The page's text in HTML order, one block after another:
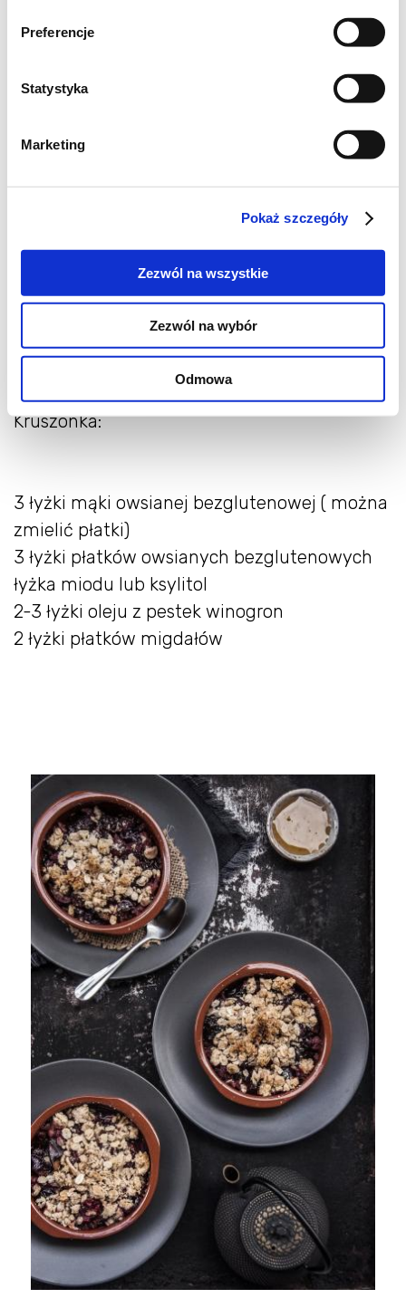
Preferencje
Statystyka
Marketing
Pokaż szczegóły
Zezwól na wszystkie
Zezwól na wybór
Odmowa
500 bram śliwek węgierek
po garści malin
szczypta cynamonu
świeży imbir
Kruszonka:
3 łyżki mąki owsianej bezglutenowej ( można
zmielić płatki)
3 łyżki płatków owsianych bezglutenowych
łyżka miodu lub ksylitol
2-3 łyżki oleju z pestek winogron
2 łyżki płatków migdałów